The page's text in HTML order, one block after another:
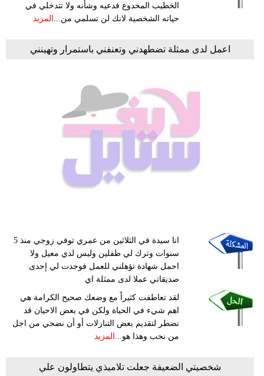
الخطيب المخدوع فدعيه وشأنه ولا تتدخلي في
حياته الشخصية لانك لن تسلمي من...
المزيد
اعمل لدى ممثلة تضطهدني وتعنفني باستمرار وتهينني
انا سيدة في الثلاثين من عمري توفي زوجي منذ 5
سنوات وترك لي طفلين وليس لدي معيل ولا
احمل شهادة تؤهلني للعمل فوجدت لي إحدى
صديقاتي عملا لدى ممثلة اي
لقد تعاطفت كثيراً مع وضعك صحيح الكرامة هي
اهم شيء في الحياة ولكن في بعض الاحيان قد
نضطر لتقديم بعض التنازلات أو أن نضحي من اجل
من نحب وهذا هو...
المزيد
شخصيتي الضعيفة جعلت تلاميذي يتطاولون علي